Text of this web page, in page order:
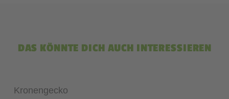
DAS KÖNNTE DICH AUCH INTERESSIEREN
Kronengecko